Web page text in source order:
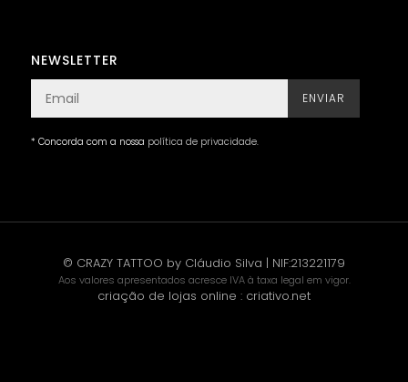
NEWSLETTER
ENVIAR
* Concorda com a nossa política de privacidade.
© CRAZY TATTOO by Cláudio Silva | NIF:213221179
Aos valores apresentados acresce IVA à taxa legal em vigor.
criação de lojas online : criativo.net